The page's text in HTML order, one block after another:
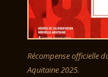
Récompense officielle
Aquitaine 2025.